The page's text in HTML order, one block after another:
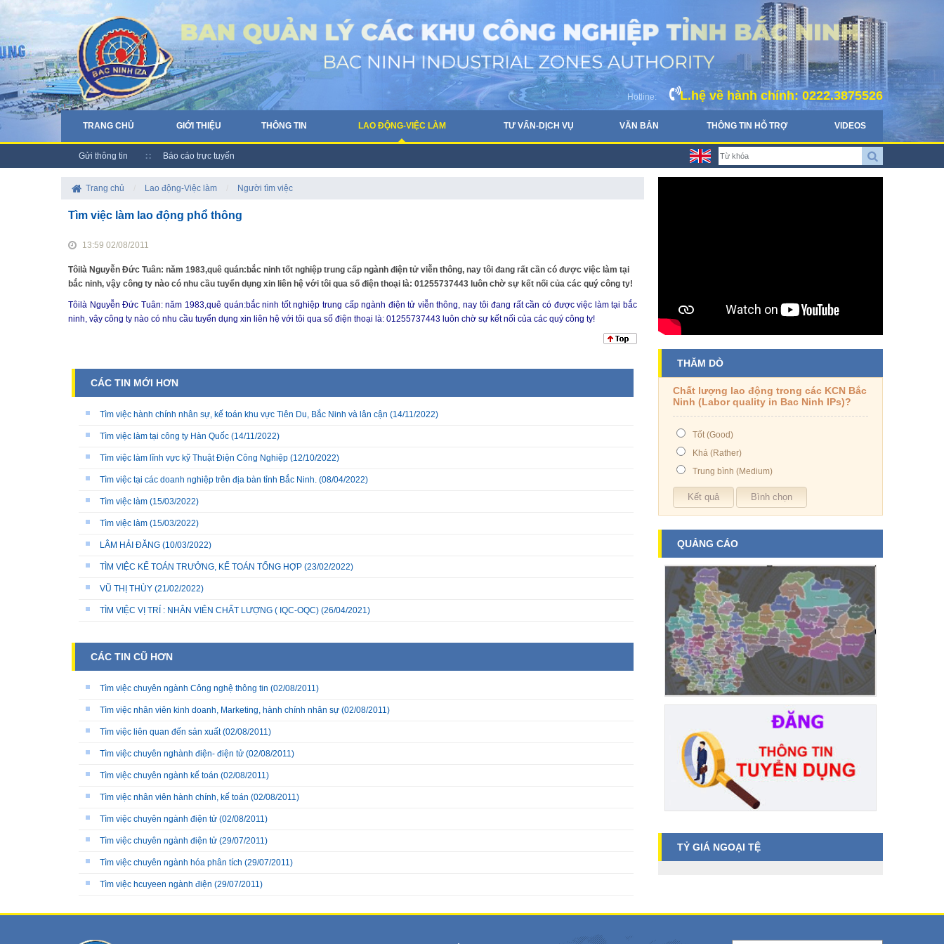
Hotline: L.hệ về hành chính: 0222.3875526
TRANG CHỦ GIỚI THIỆU THÔNG TIN LAO ĐỘNG-VIỆC LÀM TƯ VẤN-DỊCH VỤ VĂN BẢN THÔNG TIN HỖ TRỢ VIDEOS
Gửi thông tin Báo cáo trực tuyến
Trang chủ Lao động-Việc làm Người tìm việc
Tìm việc làm lao động phổ thông
13:59 02/08/2011
Tôilà Nguyễn Đức Tuân: năm 1983,quê quán:bắc ninh tốt nghiệp trung cấp ngành điện tử viễn thông, nay tôi đang rất cần có được việc làm tại
bắc ninh, vậy công ty nào có nhu cầu tuyển dụng xin liên hệ với tôi qua số điện thoại là: 01255737443 luôn chờ sự kết nối của các quý công ty!
Tôilà Nguyễn Đức Tuân: năm 1983,quê quán:bắc ninh tốt nghiệp trung cấp ngành điện tử viễn thông, nay tôi đang rất cần có được việc làm tại bắc
ninh, vậy công ty nào có nhu cầu tuyển dụng xin liên hệ với tôi qua số điện thoại là: 01255737443 luôn chờ sự kết nối của các quý công ty!
CÁC TIN MỚI HƠN
Tìm việc hành chính nhân sự, kế toán khu vực Tiên Du, Bắc Ninh và lân cận (14/11/2022)
Tìm việc làm tại công ty Hàn Quốc (14/11/2022)
Tìm việc làm lĩnh vực kỹ Thuật Điện Công Nghiệp (12/10/2022)
Tìm việc tại các doanh nghiệp trên địa bàn tỉnh Bắc Ninh. (08/04/2022)
Tìm việc làm (15/03/2022)
Tìm việc làm (15/03/2022)
LÂM HẢI ĐĂNG (10/03/2022)
TÌM VIỆC KẾ TOÁN TRƯỞNG, KẾ TOÁN TỔNG HỢP (23/02/2022)
VŨ THỊ THÙY (21/02/2022)
TÌM VIỆC VỊ TRÍ : NHÂN VIÊN CHẤT LƯỢNG ( IQC-OQC) (26/04/2021)
CÁC TIN CŨ HƠN
Tìm việc chuyên ngành Công nghệ thông tin (02/08/2011)
Tìm việc nhân viên kinh doanh, Marketing, hành chính nhân sự (02/08/2011)
Tìm việc liên quan đến sản xuất(02/08/2011)
Tìm việc chuyên nghành điện- điện tử (02/08/2011)
Tìm việc chuyên ngành kế toán (02/08/2011)
Tìm việc nhân viên hành chính, kế toán (02/08/2011)
Tìm việc chuyên ngành điện tử (02/08/2011)
Tìm việc chuyên ngành điện tử (29/07/2011)
Tìm việc chuyên ngành hóa phân tích (29/07/2011)
Tìm việc hcuyeen ngành điện (29/07/2011)
THĂM DÒ
Chất lượng lao động trong các KCN Bắc
Ninh (Labor quality in Bac Ninh IPs)?
Tốt (Good)
Khá (Rather)
Trung bình (Medium)
QUẢNG CÁO
TỶ GIÁ NGOẠI TỆ